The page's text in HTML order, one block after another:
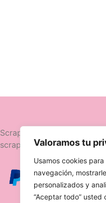
Valoramos tu
Usamos cookies
navegación,
personalizados y
“Aceptar todo” usted
Scrapttina, tienda
scrapbooking.